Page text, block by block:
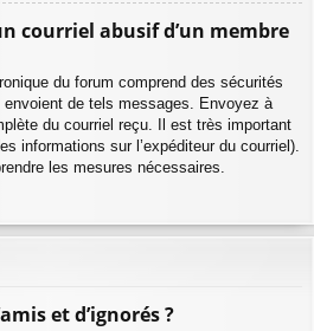
courriel abusif d’un membre
du forum comprend des sécurités
de tels messages. Envoyez à
du courriel reçu. Il est très important
informations sur l’expéditeur du courriel).
les mesures nécessaires.
et d’ignorés ?